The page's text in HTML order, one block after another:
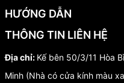
HƯỚNG DẪN
THÔNG TIN LIÊN HỆ
Địa chỉ: Kế bên 50/3/11 Hòa
Minh (Nhà có cửa kính màu